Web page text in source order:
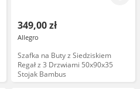
349,00 zł
Allegro
Szafka na Buty z Siedziskiem
Regał z 3 Drzwiami 50x90x35
Stojak Bambus